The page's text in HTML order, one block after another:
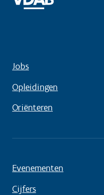
Jobs
Opleidingen
Oriënteren
Evenementen
Cijfers